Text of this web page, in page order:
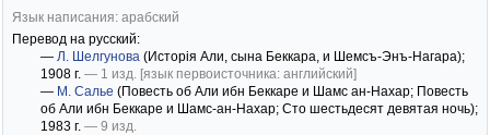
Язык написания: арабский
Перевод на русский:
— Л. Шелгунова (Исторія Али, сына Беккара, и Шемсъ-Энъ-Нагара);
1908 г. — 1 изд. [язык первоисточника: английский]
— М. Салье (Повесть об Али ибн Беккаре и Шамс ан-Нахар; Повесть
об Али ибн Беккаре и Шамс-ан-Нахар; Сто шестьдесят девятая ночь);
1983 г. — 9 изд.